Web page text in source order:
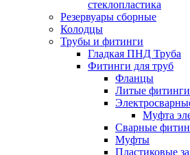
стеклопластика
Резервуары сборные
Колодцы
Трубы и фитинги
Гладкая ПНД Труба
Фитинги для труб
Фланцы
Литые
Муфта
Сварные
Муфты
Пластиковые